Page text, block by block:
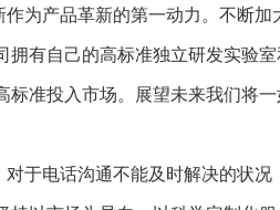
为产品革新的第一动力。不断
拥有自己的高标准独立研发实验
准投入市场。展望未来我们将
于电话沟通不能及时解决的状